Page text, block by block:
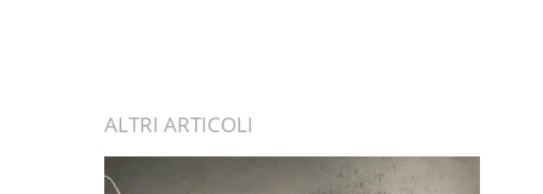
ALTRI ARTICOLI